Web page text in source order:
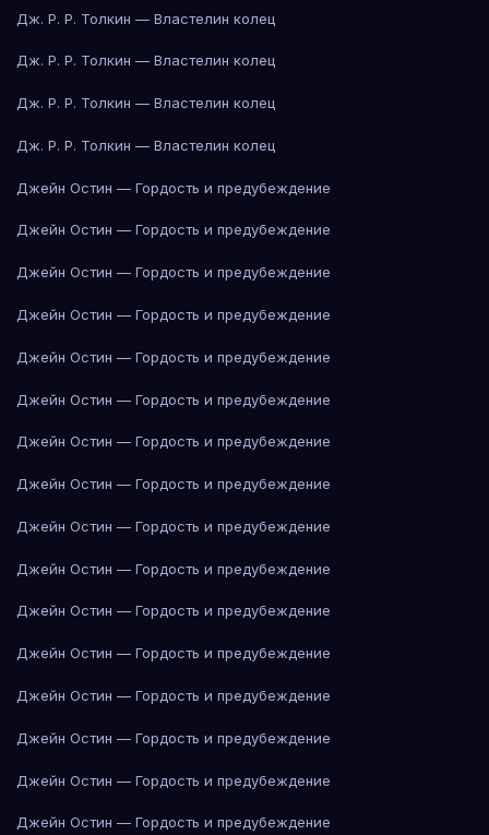
Дж. Р. Р. Толкин — Властелин колец
Дж. Р. Р. Толкин — Властелин колец
Дж. Р. Р. Толкин — Властелин колец
Дж. Р. Р. Толкин — Властелин колец
Джейн Остин — Гордость и предубеждение
Джейн Остин — Гордость и предубеждение
Джейн Остин — Гордость и предубеждение
Джейн Остин — Гордость и предубеждение
Джейн Остин — Гордость и предубеждение
Джейн Остин — Гордость и предубеждение
Джейн Остин — Гордость и предубеждение
Джейн Остин — Гордость и предубеждение
Джейн Остин — Гордость и предубеждение
Джейн Остин — Гордость и предубеждение
Джейн Остин — Гордость и предубеждение
Джейн Остин — Гордость и предубеждение
Джейн Остин — Гордость и предубеждение
Джейн Остин — Гордость и предубеждение
Джейн Остин — Гордость и предубеждение
Джейн Остин — Гордость и предубеждение